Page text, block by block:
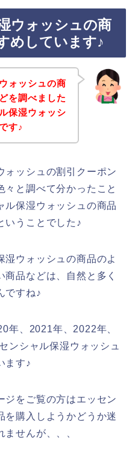
ウォッシュの商
めしています♪
ォッシュの商
を調べました
保湿ウォッシ
す♪
ォッシュの割引クーポン
々と調べて分かったこと
ル保湿ウォッシュの商品
いうことでした♪
湿ウォッシュの商品のよ
品などは、自然と多く
ですね♪
年、2021年、2022年、
ンシャル保湿ウォッシュ
ます♪
ジをご覧の方はエッセン
を購入しようかどうか迷
せんが、、、